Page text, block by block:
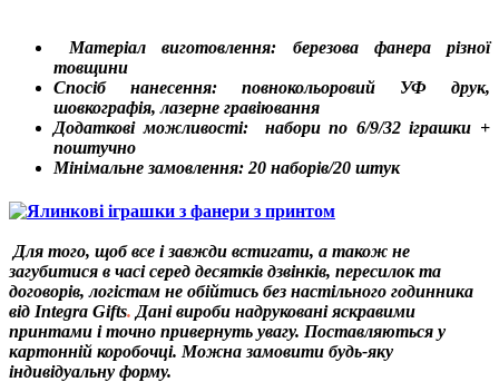
Матеріал виготовлення: березова фанера різної
товщини
Спосіб нанесення: повнокольоровий УФ друк,
шовкографія, лазерне гравіювання
Додаткові можливості: набори по 6/9/32 іграшки +
поштучно
Мінімальне замовлення: 20 наборів/20 штук
Для того, щоб все і завжди встигати, а також не
загубитися в часі серед десятків дзвінків, пересилок та
договорів,логістам не обійтись без настільного годинника
від Integra Gifts. Дані вироби надруковані яскравими
принтами і точно привернуть увагу. Поставляються у
картонній коробочці. Можна замовити будь-яку
індивідуальну форму.